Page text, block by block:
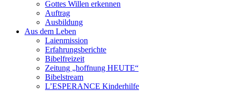
Gottes Willen erkennen
Auftrag
Ausbildung
Aus dem Leben
Laienmission
Erfahrungsberichte
Bibelfreizeit
Zeitung „hoffnung HEUTE“
Bibelstream
L’ESPERANCE Kinderhilfe